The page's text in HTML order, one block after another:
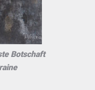
Botschaft